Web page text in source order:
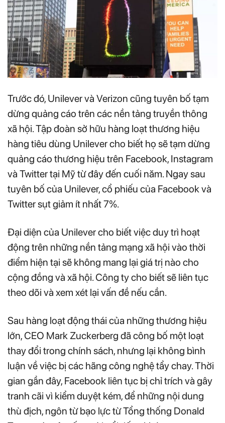
Trước đó, Unilever và Verizon cũng tuyên bố tạm
dừng quảng cáo trên các nền tảng truyền thông
xã hội. Tập đoàn sở hữu hàng loạt thương hiệu
hàng tiêu dùng Unilever cho biết họ sẽ tạm dừng
quảng cáo thương hiệu trên Facebook, Instagram
và Twitter tại Mỹ từ đây đến cuối năm. Ngay sau
tuyên bố của Unilever, cổ phiếu của Facebook và
Twitter sụt giảm ít nhất 7%.
Đại diện của Unilever cho biết việc duy trì hoạt
động trên những nền tảng mạng xã hội vào thời
điểm hiện tại sẽ không mang lại giá trị nào cho
cộng đồng và xã hội. Công ty cho biết sẽ liên tục
theo dõi và xem xét lại vấn đề nếu cần.
Sau hàng loạt động thái của những thương hiệu
lớn, CEO Mark Zuckerberg đã công bố một loạt
thay đổi trong chính sách, nhưng lại không bình
luận về việc bị các hãng công nghệ tẩy chay. Thời
gian gần đây, Facebook liên tục bị chỉ trích và gây
tranh cãi vì kiểm duyệt kém, để những nội dung
thù địch, ngôn từ bạo lực từ Tổng thống Donald